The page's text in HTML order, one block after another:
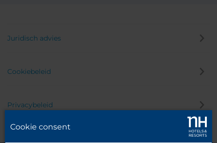
Juridisch advies
Cookiebeleid
Privacybeleid
Cookie consent